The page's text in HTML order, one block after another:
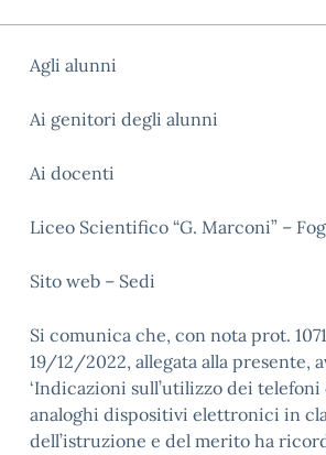
Agli alunni
Ai genitori degli alunni
Ai docenti
Liceo Scientifico “G. Marconi” –
Sito web – Sedi
Si comunica che, con nota prot.
19/12/2022, allegata alla presente,
‘Indicazioni sull’utilizzo dei
analoghi dispositivi elettronici in
dell’istruzione e del merito ha